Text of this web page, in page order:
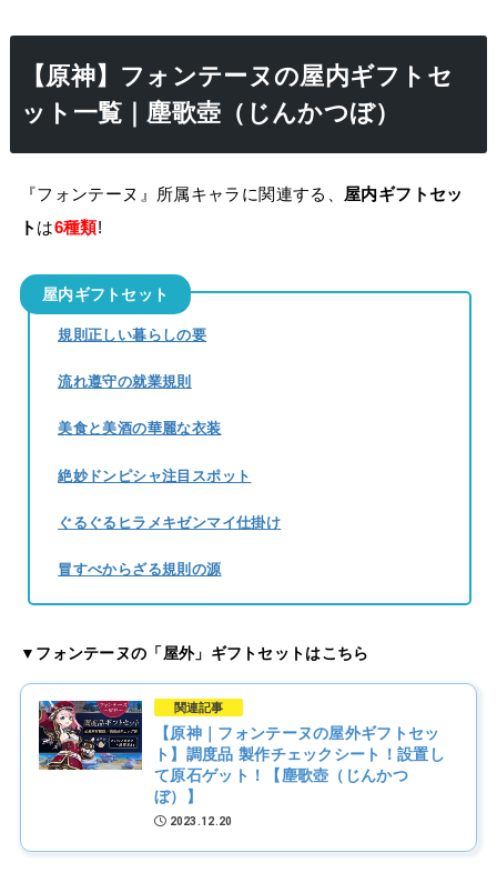
【原神】フォンテーヌの屋内ギフトセ
ット一覧｜塵歌壺（じんかつぼ）
『フォンテーヌ』所属キャラに関連する、 屋内ギフトセッ
ト は6種類!
屋内ギフトセット
規則正しい暮らしの要
流れ遵守の就業規則
美食と美酒の華麗な衣装
絶妙ドンピシャ注目スポット
ぐるぐるヒラメキゼンマイ仕掛け
冒すべからざる規則の源
▼フォンテーヌの「屋外」ギフトセットはこちら
関連記事
【原神｜フォンテーヌの屋外ギフトセッ
ト】調度品 製作チェックシート！設置し
て原石ゲット！【塵歌壺（じんかつ
ぼ）】
2023.12.20